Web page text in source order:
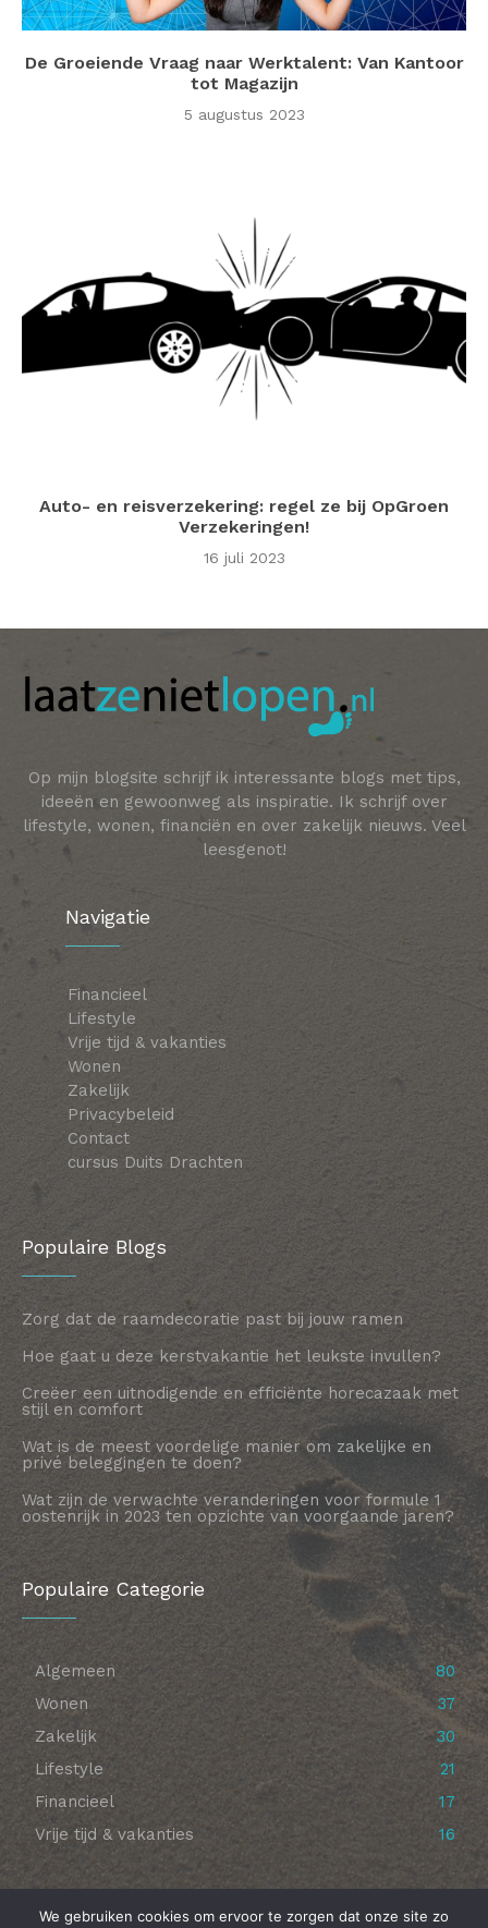
De Groeiende Vraag naar Werktalent: Van Kantoor
tot Magazijn
5 augustus 2023
Auto- en reisverzekering: regel ze bij OpGroen
Verzekeringen!
16 juli 2023
Op mijn blogsite schrijf ik interessante blogs met tips,
ideeën en gewoonweg als inspiratie. Ik schrijf over
lifestyle, wonen, financiën en over zakelijk nieuws. Veel
leesgenot!
Navigatie
Financieel
Lifestyle
Vrije tijd & vakanties
Wonen
Zakelijk
Privacybeleid
Contact
cursus Duits Drachten
Populaire Blogs
Zorg dat de raamdecoratie past bij jouw ramen
Hoe gaat u deze kerstvakantie het leukste invullen?
Creëer een uitnodigende en efficiënte horecazaak met
stijl en comfort
Wat is de meest voordelige manier om zakelijke en
privé beleggingen te doen?
Wat zijn de verwachte veranderingen voor formule 1
oostenrijk in 2023 ten opzichte van voorgaande jaren?
Populaire Categorie
Algemeen
80
Wonen
37
Zakelijk
30
Lifestyle
21
Financieel
17
Vrije tijd & vakanties
16
We gebruiken cookies om ervoor te zorgen dat onze site zo